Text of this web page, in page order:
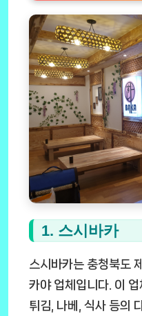
1. 스시바카
스시바카는 충청북도
카야 업체입니다. 이 업
튀김, 나베, 식사 등의